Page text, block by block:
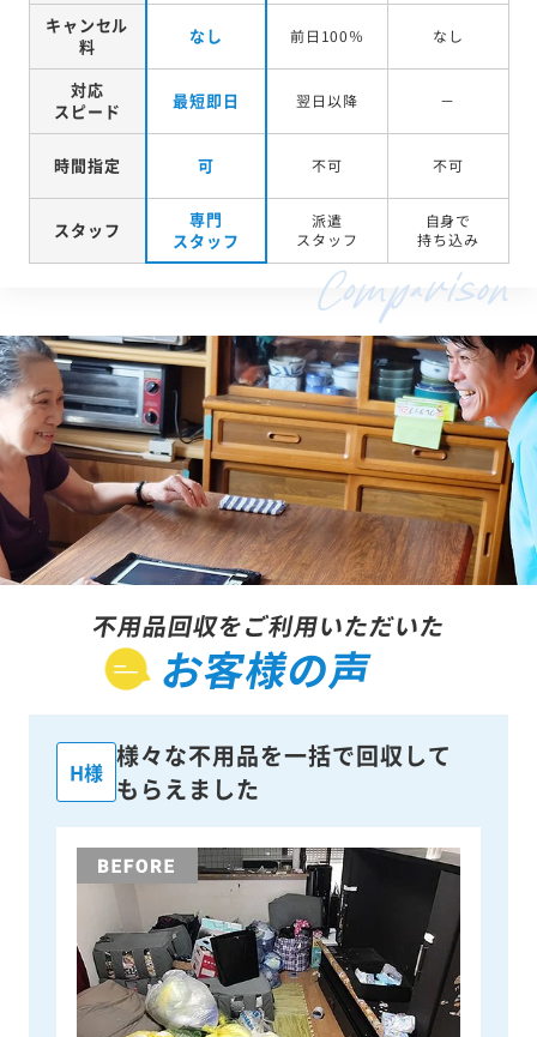
キャンセル
料
なし 前日100％ なし
対応
スピード
最短即日 翌日以降 －
時間指定 可 不可 不可
スタッフ
専門
スタッフ
派遣
スタッフ
自身で
持ち込み
不用品回収をご利用いただいた
お客様の声
H様
様々な不用品を一括で回収して
もらえました